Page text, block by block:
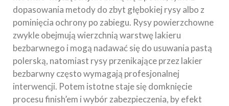
dopasowania metody do zbyt głębokiej rysy albo z
pominięcia ochrony po zabiegu. Rysy powierzchowne
zwykle obejmują wierzchnią warstwę lakieru
bezbarwnego i mogą nadawać się do usuwania pastą
polerską, natomiast rysy przenikające przez lakier
bezbarwny często wymagają profesjonalnej
interwencji. Potem istotne staje się domknięcie
procesu finish’em i wybór zabezpieczenia, by efekt